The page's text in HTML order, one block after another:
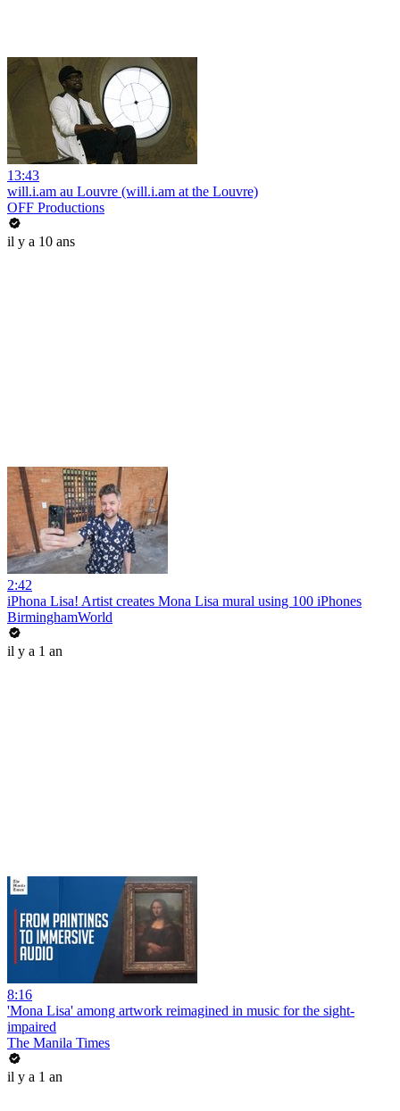
13:43
will.i.am au Louvre (will.i.am at the Louvre)
OFF Productions
il y a 10 ans
2:42
iPhona Lisa! Artist creates Mona Lisa mural using 100 iPhones
BirminghamWorld
il y a 1 an
8:16
'Mona Lisa' among artwork reimagined in music for the sight-
impaired
The Manila Times
il y a 1 an